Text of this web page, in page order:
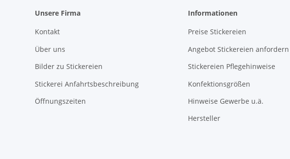
Unsere Firma
Kontakt
Über uns
Bilder zu Stickereien
Stickerei Anfahrtsbeschreibung
Öffnungszeiten
Informationen
Preise Stickereien
Angebot Stickereien anfordern
Stickereien Pflegehinweise
Konfektionsgrößen
Hinweise Gewerbe u.ä.
Hersteller